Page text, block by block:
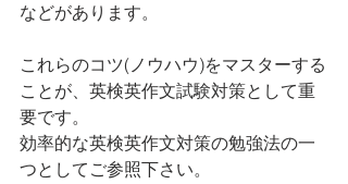
などがあります。
これらのコツ(ノウハウ)をマスターする
ことが、英検英作文試験対策として重
要です。
効率的な英検英作文対策の勉強法の一
つとしてご参照下さい。